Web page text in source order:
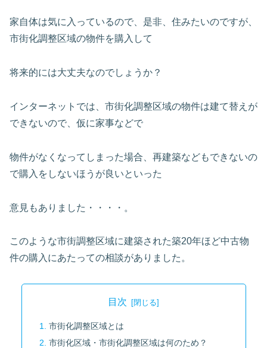
家自体は気に入っているので、是非、住みたいのですが、
市街化調整区域の物件を購入して
将来的には大丈夫なのでしょうか？
インターネットでは、市街化調整区域の物件は建て替えが
できないので、仮に家事などで
物件がなくなってしまった場合、再建築などもできないの
で購入をしないほうが良いといった
意見もありました・・・・。
このような市街調整区域に建築された築20年ほど中古物
件の購入にあたっての相談がありました。
目次
市街化調整区域とは
市街化区域・市街化調整区域は何のため？